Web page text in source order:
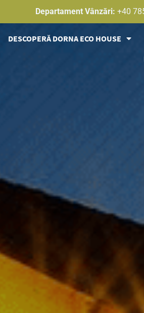
Departament Vânzări: +40
DESCOPERĂ DORNA ECO HOUSE